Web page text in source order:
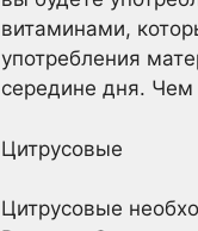
витаминами,
употребления
середине дня.
Цитрусовые
Цитрусовые